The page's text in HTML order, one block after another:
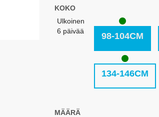
KOKO
Ulkoinen
6 päivää
98-104CM
134-146CM
MÄÄRÄ